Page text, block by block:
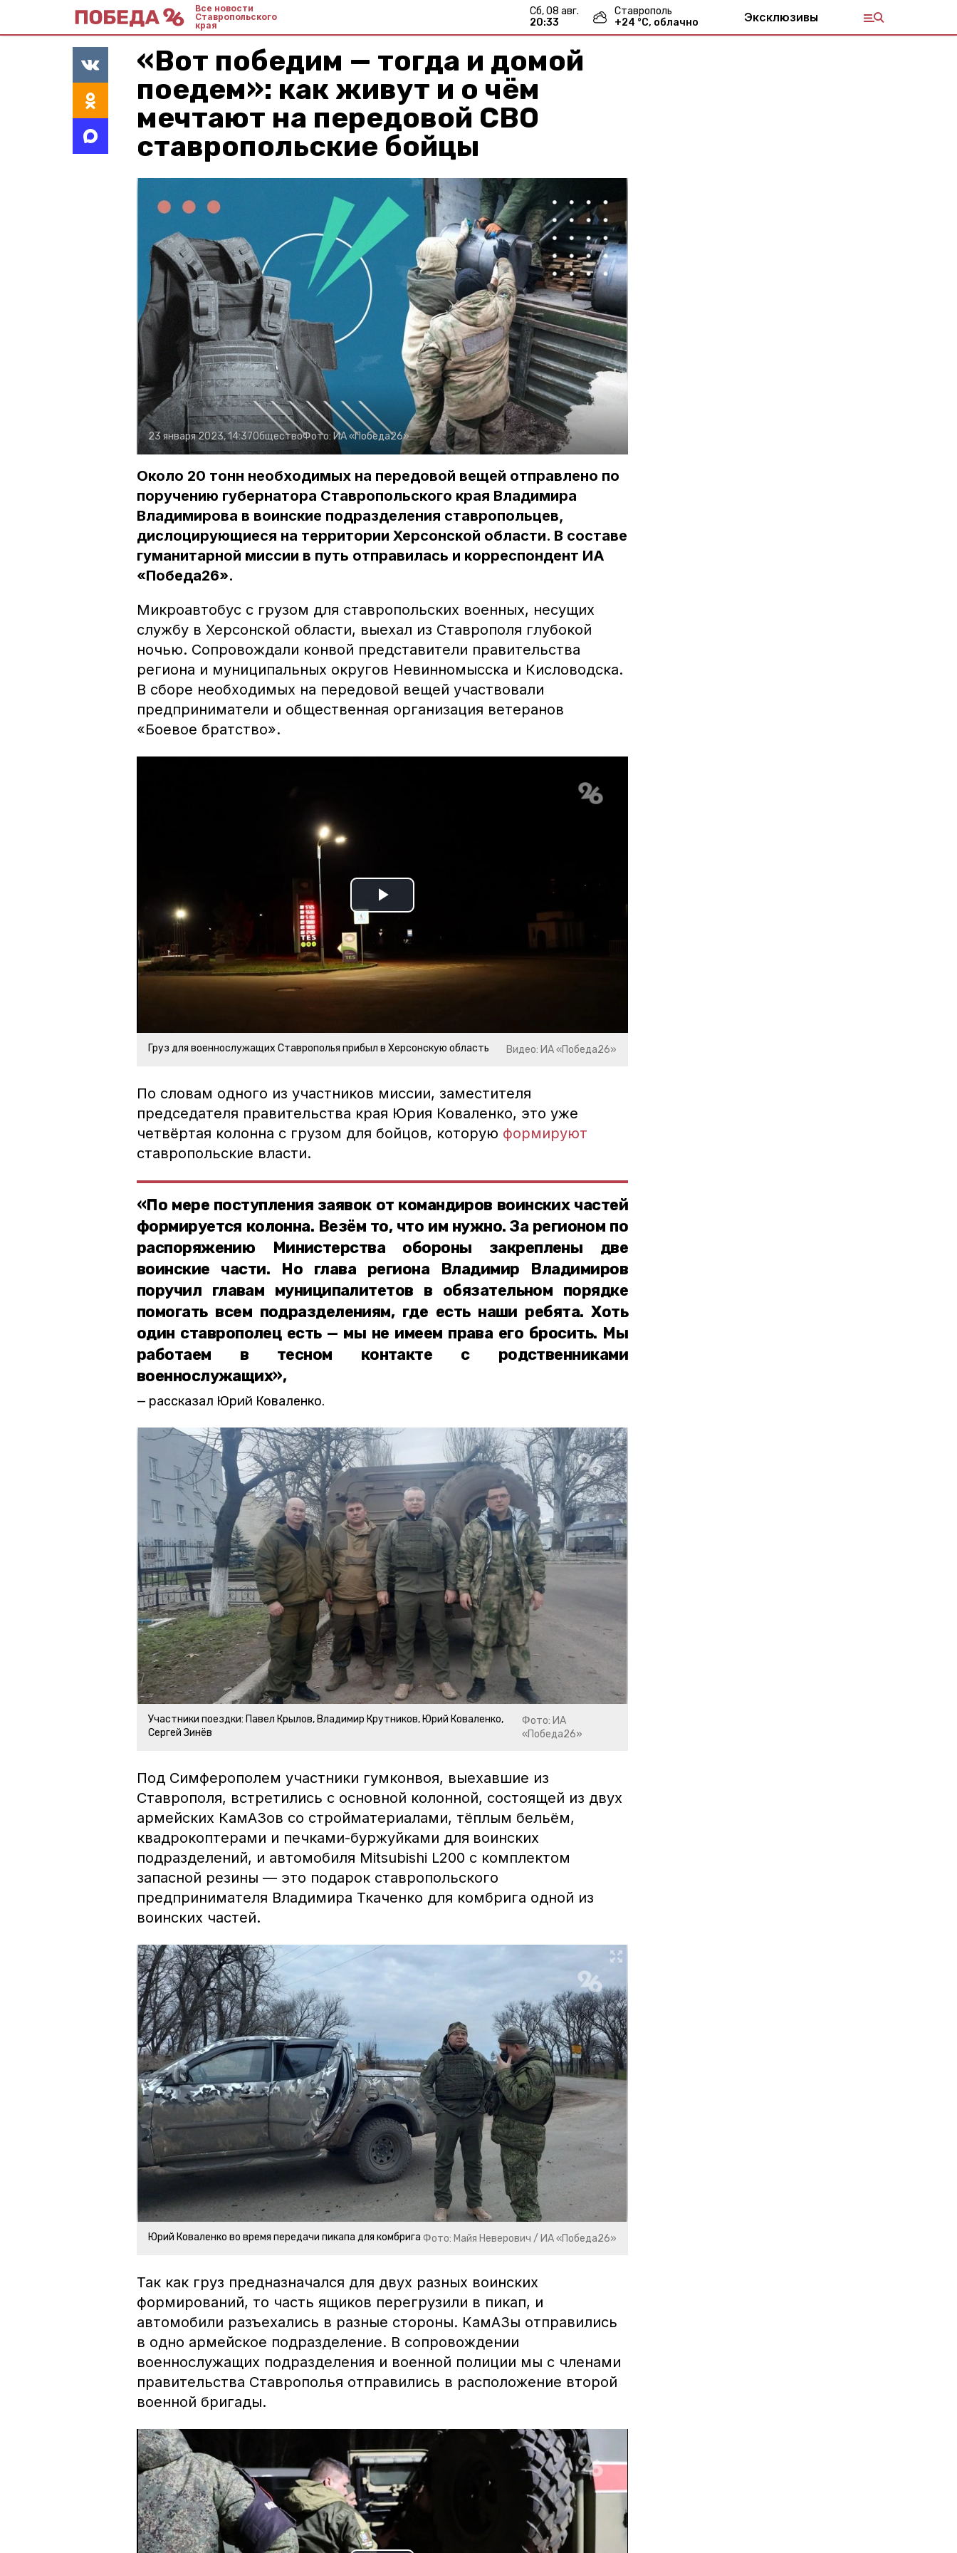
Все новости
Ставропольского
края
сб, 08 авг.
20:33
Ставрополь
+24 °С, облачно Эксклюзивы
«Вот победим — тогда и домой
поедем»: как живут и о чём
мечтают на передовой СВО
ставропольские бойцы
23 января 2023, 14:37ОбществоФото: ИА «Победа26»
Около 20 тонн необходимых на передовой вещей отправлено по
поручению губернатора Ставропольского края Владимира
Владимирова в воинские подразделения ставропольцев,
дислоцирующиеся на территории Херсонской области. В составе
гуманитарной миссии в путь отправилась и корреспондент ИА
«Победа26».
Микроавтобус с грузом для ставропольских военных, несущих
службу в Херсонской области, выехал из Ставрополя глубокой
ночью. Сопровождали конвой представители правительства
региона и муниципальных округов Невинномысска и Кисловодска.
В сборе необходимых на передовой вещей участвовали
предприниматели и общественная организация ветеранов
«Боевое братство».
Play
Video
Груз для военнослужащих Ставрополья прибыл в Херсонскую область Видео: ИА «Победа26»
По словам одного из участников миссии, заместителя
председателя правительства края Юрия Коваленко, это уже
четвёртая колонна с грузом для бойцов, которую формируют
ставропольские власти.
«По мере поступления заявок от командиров воинских частей
формируется колонна. Везём то, что им нужно. За регионом по
распоряжению Министерства обороны закреплены две
воинские части. Но глава региона Владимир Владимиров
поручил главам муниципалитетов в обязательном порядке
помогать всем подразделениям, где есть наши ребята. Хоть
один ставрополец есть — мы не имеем права его бросить. Мы
работаем в тесном контакте с родственниками
военнослужащих»,
рассказал Юрий Коваленко.
Участники поездки: Павел Крылов, Владимир Крутников, Юрий Коваленко,
Сергей Зинёв
Фото: ИА
«Победа26»
Под Симферополем участники гумконвоя, выехавшие из
Ставрополя, встретились с основной колонной, состоящей из двух
армейских КамАЗов со стройматериалами, тёплым бельём,
квадрокоптерами и печками-буржуйками для воинских
подразделений, и автомобиля Mitsubishi L200 с комплектом
запасной резины — это подарок ставропольского
предпринимателя Владимира Ткаченко для комбрига одной из
воинских частей.
Юрий Коваленко во время передачи пикапа для комбрига Фото: Майя Неверович / ИА «Победа26»
Так как груз предназначался для двух разных воинских
формирований, то часть ящиков перегрузили в пикап, и
автомобили разъехались в разные стороны. КамАЗы отправились
в одно армейское подразделение. В сопровождении
военнослужащих подразделения и военной полиции мы с членами
правительства Ставрополья отправились в расположение второй
военной бригады.